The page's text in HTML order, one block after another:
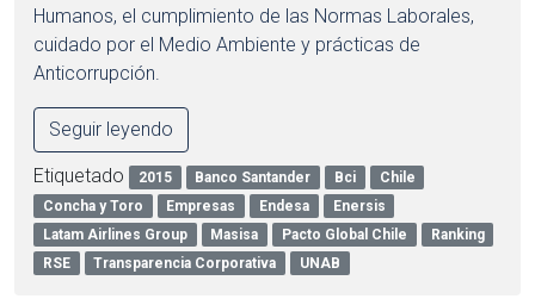
Humanos, el cumplimiento de las Normas Laborales,
cuidado por el Medio Ambiente y prácticas de
Anticorrupción.
Seguir leyendo
Etiquetado 2015 Banco Santander Bci
Chile
Concha y Toro
Empresas Endesa
Enersis
Latam Airlines Group
Masisa Pacto Global Chile
Ranking
RSE
Transparencia Corporativa UNAB